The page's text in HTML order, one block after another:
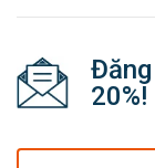
20%!